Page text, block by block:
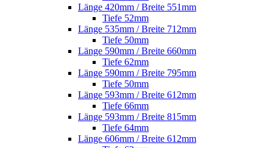
Länge 420mm / Breite 551mm
Tiefe 52mm
Länge 535mm / Breite 712mm
Tiefe 50mm
Länge 590mm / Breite 660mm
Tiefe 62mm
Länge 590mm / Breite 795mm
Tiefe 50mm
Länge 593mm / Breite 612mm
Tiefe 66mm
Länge 593mm / Breite 815mm
Tiefe 64mm
Länge 606mm / Breite 612mm